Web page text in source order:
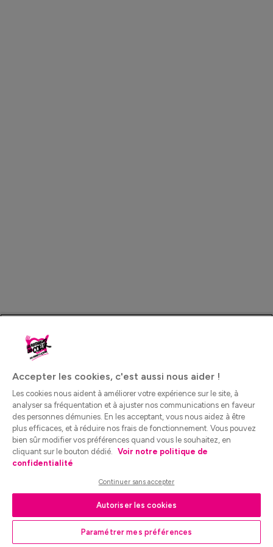
Accepter les cookies, c'est aussi nous aider !
Les cookies nous aident à améliorer votre expérience sur le site, à
analyser sa fréquentation et à ajuster nos communications en faveur
des personnes démunies. En les acceptant, vous nous aidez à être
plus efficaces, et à réduire nos frais de fonctionnement. Vous pouvez
bien sûr modifier vos préférences quand vous le souhaitez, en
cliquant sur le bouton dédié. Voir notre politique de
confidentialité
Continuer sans accepter
Autoriser les cookies
Paramétrer mes préférences